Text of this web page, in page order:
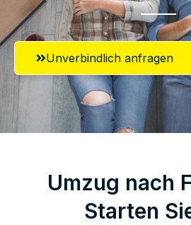
Unverbindlich anfragen
Umzug nach
Starten